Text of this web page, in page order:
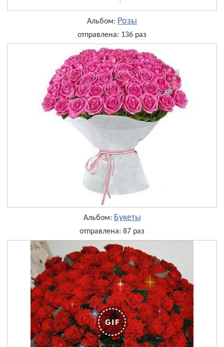
Альбом: Розы
отправлена: 136 раз
Альбом: Букеты
отправлена: 87 раз